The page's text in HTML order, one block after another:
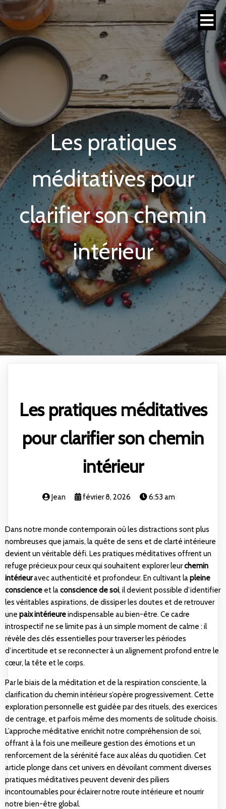
Les pratiques
méditatives pour
clarifier son chemin
intérieur
Les pratiques méditatives
pour clarifier son chemin
intérieur
Jean février 8, 2026 6:53 am
Dans notre monde contemporain où les distractions sont plus
nombreuses que jamais, la quête de sens et de clarté intérieure
devient un véritable défi. Les pratiques méditatives offrent un
refuge précieux pour ceux qui souhaitent explorer leurchemin
intérieuravec authenticité et profondeur. En cultivant lapleine
conscience et laconscience de soi, il devient possible d’identifier
les véritables aspirations, de dissiper les doutes et de retrouver
une paix intérieureindispensable au bien-être. Ce cadre
introspectif ne se limite pas à un simple moment de calme : il
révèle des clés essentielles pour traverser les périodes
d’incertitude et se reconnecter à un alignement profond entre le
cœur, la tête et le corps.
Par le biais de la méditation et de la respiration consciente, la
clarification du chemin intérieur s’opère progressivement. Cette
exploration personnelle est guidée par des rituels, des exercices
de centrage, et parfois même des moments de solitude choisis.
L’approche méditative enrichit notre compréhension de soi,
offrant à la fois une meilleure gestion des émotions et un
renforcement de la sérénité face aux aléas du quotidien. Cet
article plonge dans cet univers en dévoilant comment diverses
pratiques méditatives peuvent devenir des piliers
incontournables pour éclairer notre route intérieure et nourrir
notre bien-être global.